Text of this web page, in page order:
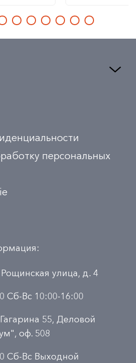
персональных
Рощинская улица, д. 4
Сб-Вс 10:00-16:00
55, Деловой
оф. 508
Сб-Вс Выходной